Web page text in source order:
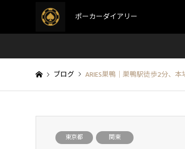
ポーカーダイアリー
ブログ ARIES巣鴨｜巣鴨駅徒歩2分、
東京都 関東